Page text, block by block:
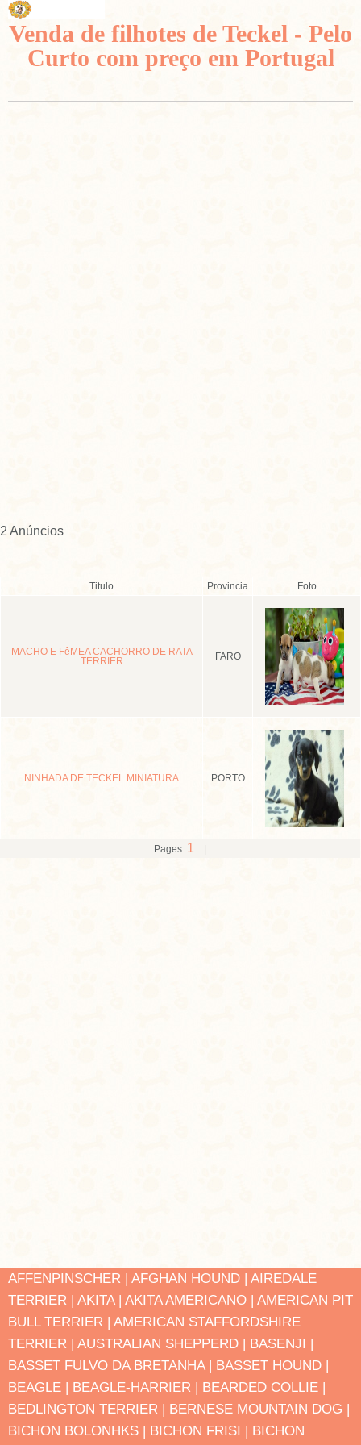
Venda de filhotes de Teckel - Pelo
Curto com preço em Portugal
2 Anúncios
Titulo Provincia Foto
MACHO E FêMEA CACHORRO DE RATA
TERRIER
FARO
NINHADA DE TECKEL MINIATURA PORTO
Pages: 1
AFFENPINSCHER | AFGHAN HOUND | AIREDALE
TERRIER | AKITA | AKITA AMERICANO | AMERICAN PIT
BULL TERRIER | AMERICAN STAFFORDSHIRE
TERRIER | AUSTRALIAN SHEPPERD |
BASENJI |
BASSET FULVO DA BRETANHA |
BASSET HOUND |
BEAGLE |
BEAGLE-HARRIER |
BEARDED COLLIE |
BEDLINGTON TERRIER |
BERNESE MOUNTAIN DOG |
BICHON BOLONHΚS |
BICHON FRISΙ | BICHON